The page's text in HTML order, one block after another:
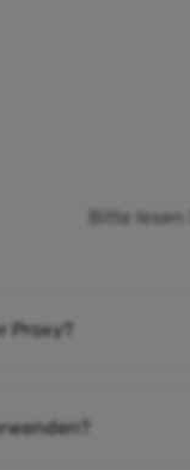
Bitte